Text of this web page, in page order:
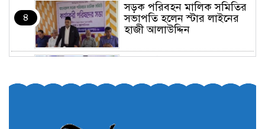
৪
সড়ক পরিবহন মালিক সমিতির
সভাপতি হলেন স্টার লাইনের
হাজী আলাউদ্দিন